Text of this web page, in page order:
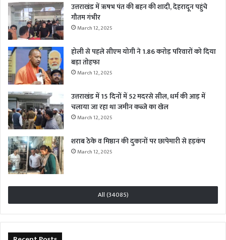
उत्तराखंड में ऋषभ पंत की बहन की शादी, देहरादून पहुंचे
गौतम गंभीर
March 12, 2025
होली से पहले सीएम योगी ने 1.86 करोड़ परिवारों को दिया
बड़ा तोहफा
March 12, 2025
उत्तराखंड में 15 दिनों में 52 मदरसे सील, धर्म की आड़ में
चलाया जा रहा था जमीन कब्जे का खेल
March 12, 2025
शराब ठेके व मिष्ठान की दुकानों पर छापेमारी से हड़कंप
March 12, 2025
All (34085)